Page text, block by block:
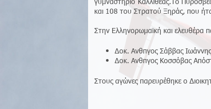
και 108 του Στρατού Ξηράς, που
Στην Ελληνορωμαϊκή και ελευθέρα
Δοκ. Ανθπγος Σάββας
Δοκ. Ανθπγος Κοσσόβας
Στους αγώνες παρευρέθηκε ο